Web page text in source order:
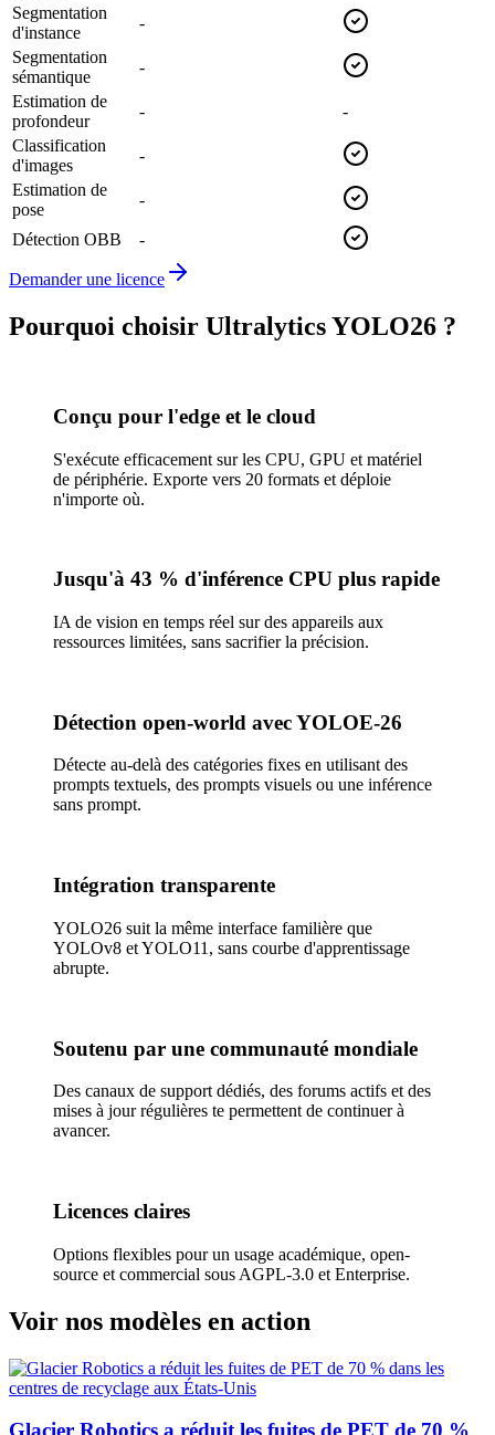
Segmentation
d'instance
-
Segmentation
sémantique
-
Estimation de
profondeur
-
-
Classification
d'images
-
Estimation de
pose
-
Détection OBB -
Demander une licence
Pourquoi choisir Ultralytics YOLO26 ?
Conçu pour l'edge et le cloud
S'exécute efficacement sur les CPU, GPU et matériel
de périphérie. Exporte vers 20 formats et déploie
n'importe où.
Jusqu'à 43 % d'inférence CPU plus rapide
IA de vision en temps réel sur des appareils aux
ressources limitées, sans sacrifier la précision.
Détection open-world avec YOLOE-26
Détecte au-delà des catégories fixes en utilisant des
prompts textuels, des prompts visuels ou une inférence
sans prompt.
Intégration transparente
YOLO26 suit la même interface familière que
YOLOv8 et YOLO11, sans courbe d'apprentissage
abrupte.
Soutenu par une communauté mondiale
Des canaux de support dédiés, des forums actifs et des
mises à jour régulières te permettent de continuer à
avancer.
Licences claires
Options flexibles pour un usage académique, open-
source et commercial sous AGPL-3.0 et Enterprise.
Voir nos modèles en action
Glacier Robotics a réduit les fuites de PET de 70 %